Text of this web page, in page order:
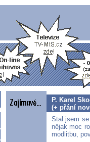
P. Karel
(+ přání
Stal jsem
nějak moc
modlitbu,